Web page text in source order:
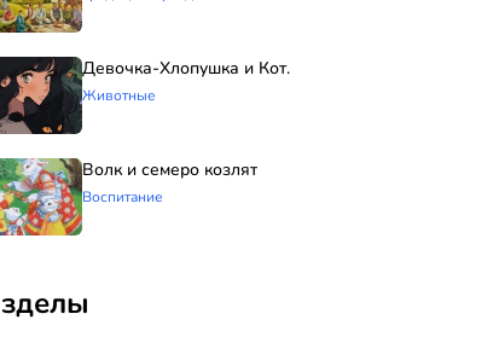
Девочка-Хлопушка и Кот.
Животные
Волк и семеро козлят
Воспитание